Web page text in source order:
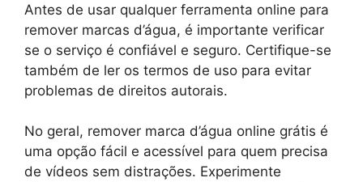
Antes de usar qualquer ferramenta online para
remover marcas d’água, é importante verificar
se o serviço é confiável e seguro. Certifique-se
também de ler os termos de uso para evitar
problemas de direitos autorais.
No geral, remover marca d’água online grátis é
uma opção fácil e acessível para quem precisa
de vídeos sem distrações. Experimente